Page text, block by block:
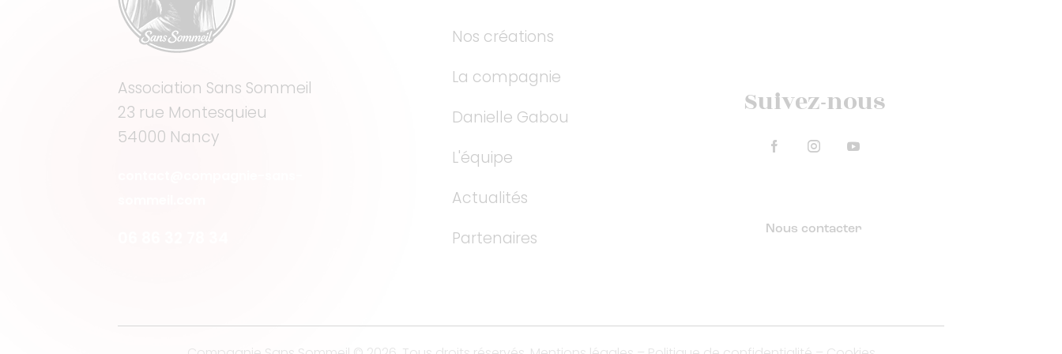
Association Sans Sommeil
23 rue Montesquieu
54000 Nancy
Nos créations
La compagnie
Danielle Gabou
L'équipe
Actualités
Partenaires
Suivez-nous
Nous contacter